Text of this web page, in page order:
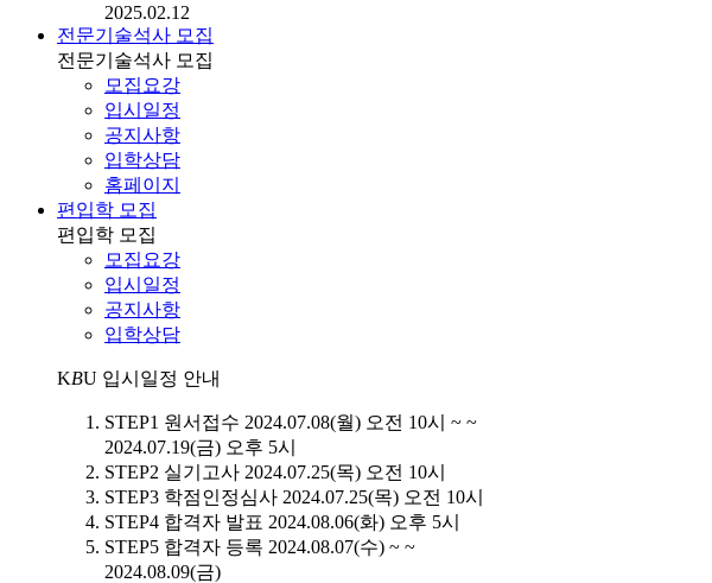
2025.02.12
전문기술석사 모집
전문기술석사 모집
모집요강
입시일정
공지사항
입학상담
홈페이지
편입학 모집
편입학 모집
모집요강
입시일정
공지사항
입학상담
KBU 입시일정 안내
STEP1 원서접수 2024.07.08(월) 오전 10시 ~ ~
2024.07.19(금) 오후 5시
STEP2 실기고사 2024.07.25(목) 오전 10시
STEP3 학점인정심사 2024.07.25(목) 오전 10시
STEP4 합격자 발표 2024.08.06(화) 오후 5시
STEP5 합격자 등록 2024.08.07(수) ~ ~
2024.08.09(금)